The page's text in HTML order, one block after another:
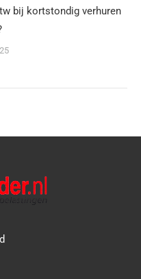
bij kortstondig verhuren